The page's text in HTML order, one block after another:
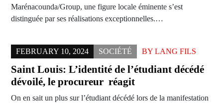
Marénacounda/Group, une figure locale éminente s’est
distinguée par ses réalisations exceptionnelles.…
FEBRUARY 10, 2024 SOCIÉTÉ BY LANG FILS
Saint Louis: L’identité de l’étudiant décédé
dévoilé, le procureur réagit
On en sait un plus sur l’étudiant décédé lors de la manifestation